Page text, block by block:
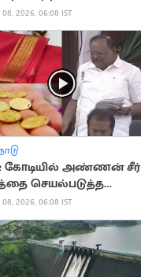
2026, 06:08 IST
கோடியில் அண்ணன் சீர்
செயல்படுத்த
ரகுபதி பேச்சு
2026, 06:08 IST